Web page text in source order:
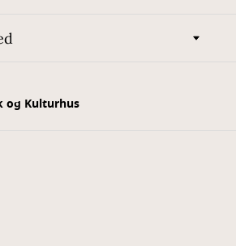
og Kulturhus